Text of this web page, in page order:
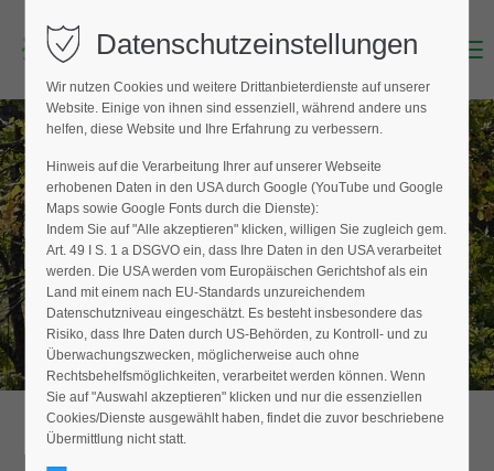
Login
Benutzername (E-Mailadresse)
Passwort
Anmelden
Register|Lost your password?
Support
Menu
BAUMPFLEGER FINDEN
Hier finden Sie den Fachbetrieb in Ihrer
Nähe
Detailansicht
Datenschutzeinstellungen
Wir nutzen Cookies und weitere Drittanbieterdienste auf unserer
Website. Einige von ihnen sind essenziell, während andere uns
helfen, diese Website und Ihre Erfahrung zu verbessern.
Hinweis auf die Verarbeitung Ihrer auf unserer Webseite
erhobenen Daten in den USA durch Google (YouTube und Google
Maps sowie Google Fonts durch die Dienste):
Indem Sie auf "Alle akzeptieren" klicken, willigen Sie zugleich gem.
Art. 49 I S. 1 a DSGVO ein, dass Ihre Daten in den USA verarbeitet
werden. Die USA werden vom Europäischen Gerichtshof als ein
Land mit einem nach EU-Standards unzureichendem
Datenschutzniveau eingeschätzt. Es besteht insbesondere das
Risiko, dass Ihre Daten durch US-Behörden, zu Kontroll- und zu
Überwachungszwecken, möglicherweise auch ohne
Rechtsbehelfsmöglichkeiten, verarbeitet werden können. Wenn
Sie auf "Auswahl akzeptieren" klicken und nur die essenziellen
Cookies/Dienste ausgewählt haben, findet die zuvor beschriebene
Übermittlung nicht statt.